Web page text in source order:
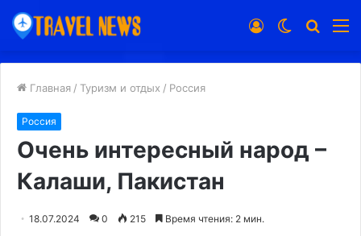
Switch
Войти
Главная / Туризм и отдых / Россия
Россия
Очень интересный народ –
Калаши, Пакистан
18.07.2024 0 215 Время чтения: 2 мин.